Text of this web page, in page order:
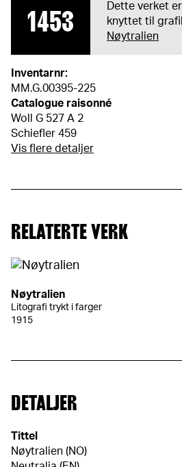
1453
Dette verket
knyttet til
Nøytralien
Inventarnr:
MM.G.00395-225
Catalogue raisonné
Woll G 527 A 2
Schiefler 459
Vis flere detaljer
RELATERTE VERK
Nøytralien
Litografi trykt i farger
1915
DETALJER
Tittel
Nøytralien (NO)